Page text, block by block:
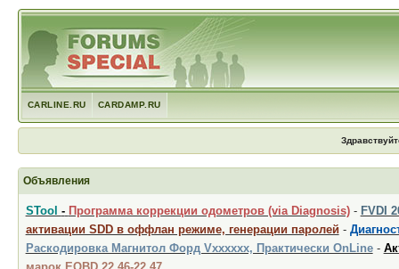
CARLINE.RU CARDAMP.RU
Объявления
STool - Программа коррекции одометров (via Diagnosis)- FVDI
активации SDD в оффлан режиме, генерации паролей -
Раскодировка Магнитол Форд Vxxxxxx, Практически OnLine-